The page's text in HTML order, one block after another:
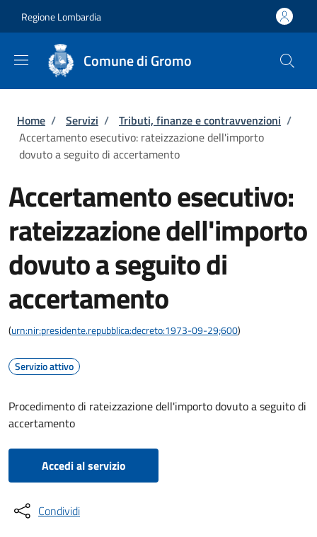
Regione Lombardia
Comune di Gromo
Briciole di pane
Home / Servizi / Tributi, finanze e contravvenzioni /
Accertamento esecutivo: rateizzazione dell'importo
dovuto a seguito di accertamento
Accertamento esecutivo:
rateizzazione dell'importo
dovuto a seguito di
accertamento
(urn:nir:presidente.repubblica:decreto:1973-09-29;600)
Servizio attivo
Procedimento di rateizzazione dell'importo dovuto a seguito di
accertamento
Accedi al servizio
Condividi